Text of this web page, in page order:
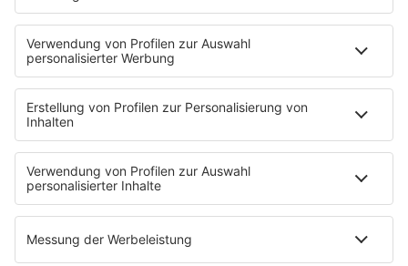
Wetter
Verkehr & Blitzer
Weggehtipps
Jobbörse
Tipps und Tricks
SALÜ BONUS